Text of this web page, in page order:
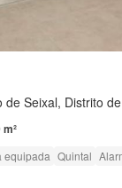
Seixal, Distrito
equipada Quintal